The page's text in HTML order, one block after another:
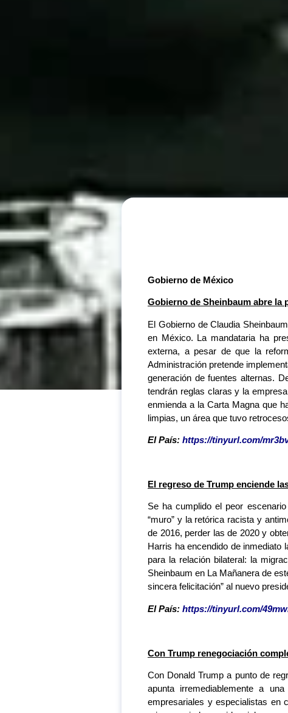
Gobierno de México
Gobierno de Sheinbaum abre la
El Gobierno de Claudia
en México. La mandataria ha
externa, a pesar de que la
Administración pretende
generación de fuentes alternas.
tendrán reglas claras y la
enmienda a la Carta Magna que
limpias, un área que tuvo
El País: https://tinyurl.com/
El regreso de Trump enciende
Se ha cumplido el peor
“muro” y la retórica racista y
de 2016, perder las de 2020 y
Harris ha encendido de inmediato
para la relación bilateral: la
Sheinbaum en La Mañanera de
sincera felicitación” al nuevo
El País: https://tinyurl.com/
Con Trump renegociación
Con Donald Trump a punto de
apunta irremediablemente a
empresariales y especialistas en